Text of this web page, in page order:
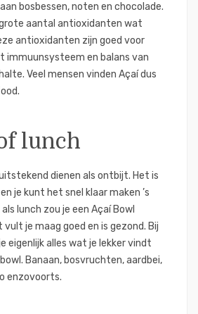
bosbessen, noten en chocolade.
grote aantal antioxidanten wat
antioxidanten zijn goed voor
immuunsysteem en balans van
Veel mensen vinden Açaí dus
lunch
dienen als ontbijt. Het is
je kunt het snel klaar maken ’s
lunch zou je een Açaí Bowl
vult je maag goed en is gezond. Bij
eigenlijk alles wat je lekker vindt
Banaan, bosvruchten, aardbei,
enzovoorts.